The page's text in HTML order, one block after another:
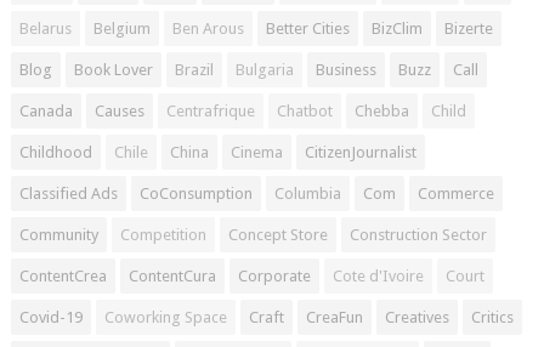
Belarus Belgium Ben Arous Better Cities BizClim Bizerte
Blog Book Lover Brazil Bulgaria Business Buzz Call
Canada Causes Centrafrique Chatbot Chebba Child
Childhood Chile China Cinema CitizenJournalist
Classified Ads CoConsumption Columbia Com Commerce
Community Competition Concept Store Construction Sector
ContentCrea ContentCura Corporate Cote d'Ivoire Court
Covid-19 Coworking Space Craft CreaFun Creatives Critics